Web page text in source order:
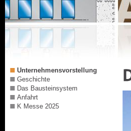
Unternehmensvorstellung
Geschichte
Das Bausteinsystem
Anfahrt
K Messe 2025